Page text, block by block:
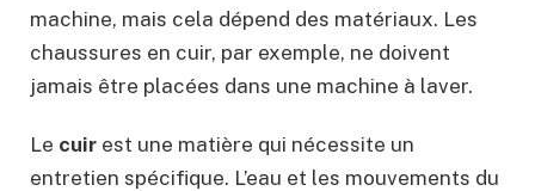
machine, mais cela dépend des matériaux. Les
chaussures en cuir, par exemple, ne doivent
jamais être placées dans une machine à laver.
Le cuir est une matière qui nécessite un
entretien spécifique. L’eau et les mouvements du